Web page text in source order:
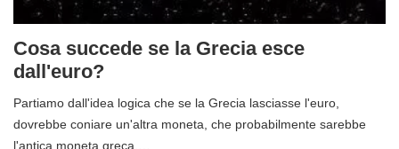
Cosa succede se la Grecia esce
dall'euro?
Partiamo dall'idea logica che se la Grecia lasciasse l'euro,
dovrebbe coniare un'altra moneta, che probabilmente sarebbe
l'antica moneta greca,…